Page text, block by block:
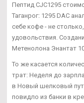
Пептид CJC1295
Таганрог: 1295 DAC
себе кофе - не
удовольствия.
Метенолона Энантат
То же касается
трат: Неделя до
в Новый шелковый
повидло из банки в